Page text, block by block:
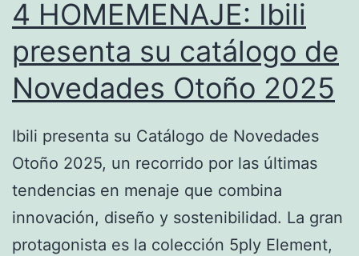
de
los
2030
4 HOMEMENAJE: Ibili
presenta su catálogo de
Novedades Otoño 2025
Ibili presenta su Catálogo de Novedades
Otoño 2025, un recorrido por las últimas
tendencias en menaje que combina
innovación, diseño y sostenibilidad. La gran
protagonista es la colección 5ply Element,